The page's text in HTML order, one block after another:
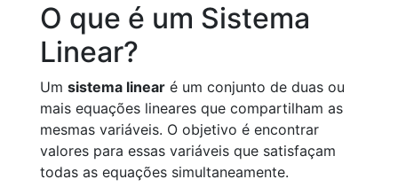
O que é um Sistema
Linear?
Um sistema linear é um conjunto de duas ou
mais equações lineares que compartilham as
mesmas variáveis. O objetivo é encontrar
valores para essas variáveis que satisfaçam
todas as equações simultaneamente.